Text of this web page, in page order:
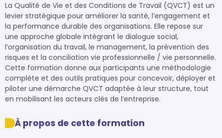
La Qualité de Vie et des Conditions de Travail (QVCT) est un
levier stratégique pour améliorer la santé, l’engagement et
la performance durable des organisations. Elle repose sur
une approche globale intégrant le dialogue social,
l’organisation du travail, le management, la prévention des
risques et la conciliation vie professionnelle / vie personnelle.
Cette formation donne aux participants une méthodologie
complète et des outils pratiques pour concevoir, déployer et
piloter une démarche QVCT adaptée à leur structure, tout
en mobilisant les acteurs clés de l’entreprise.
À propos de cette formation